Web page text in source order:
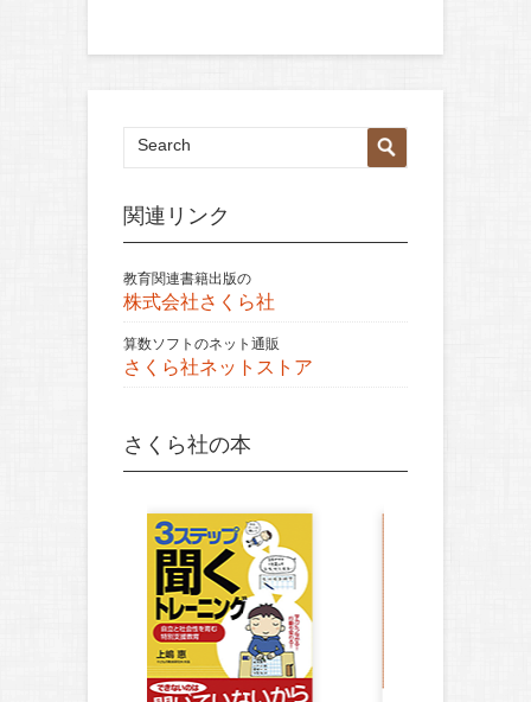
関連リンク
教育関連書籍出版の
株式会社さくら社
算数ソフトのネット通販
さくら社ネットストア
さくら社の本